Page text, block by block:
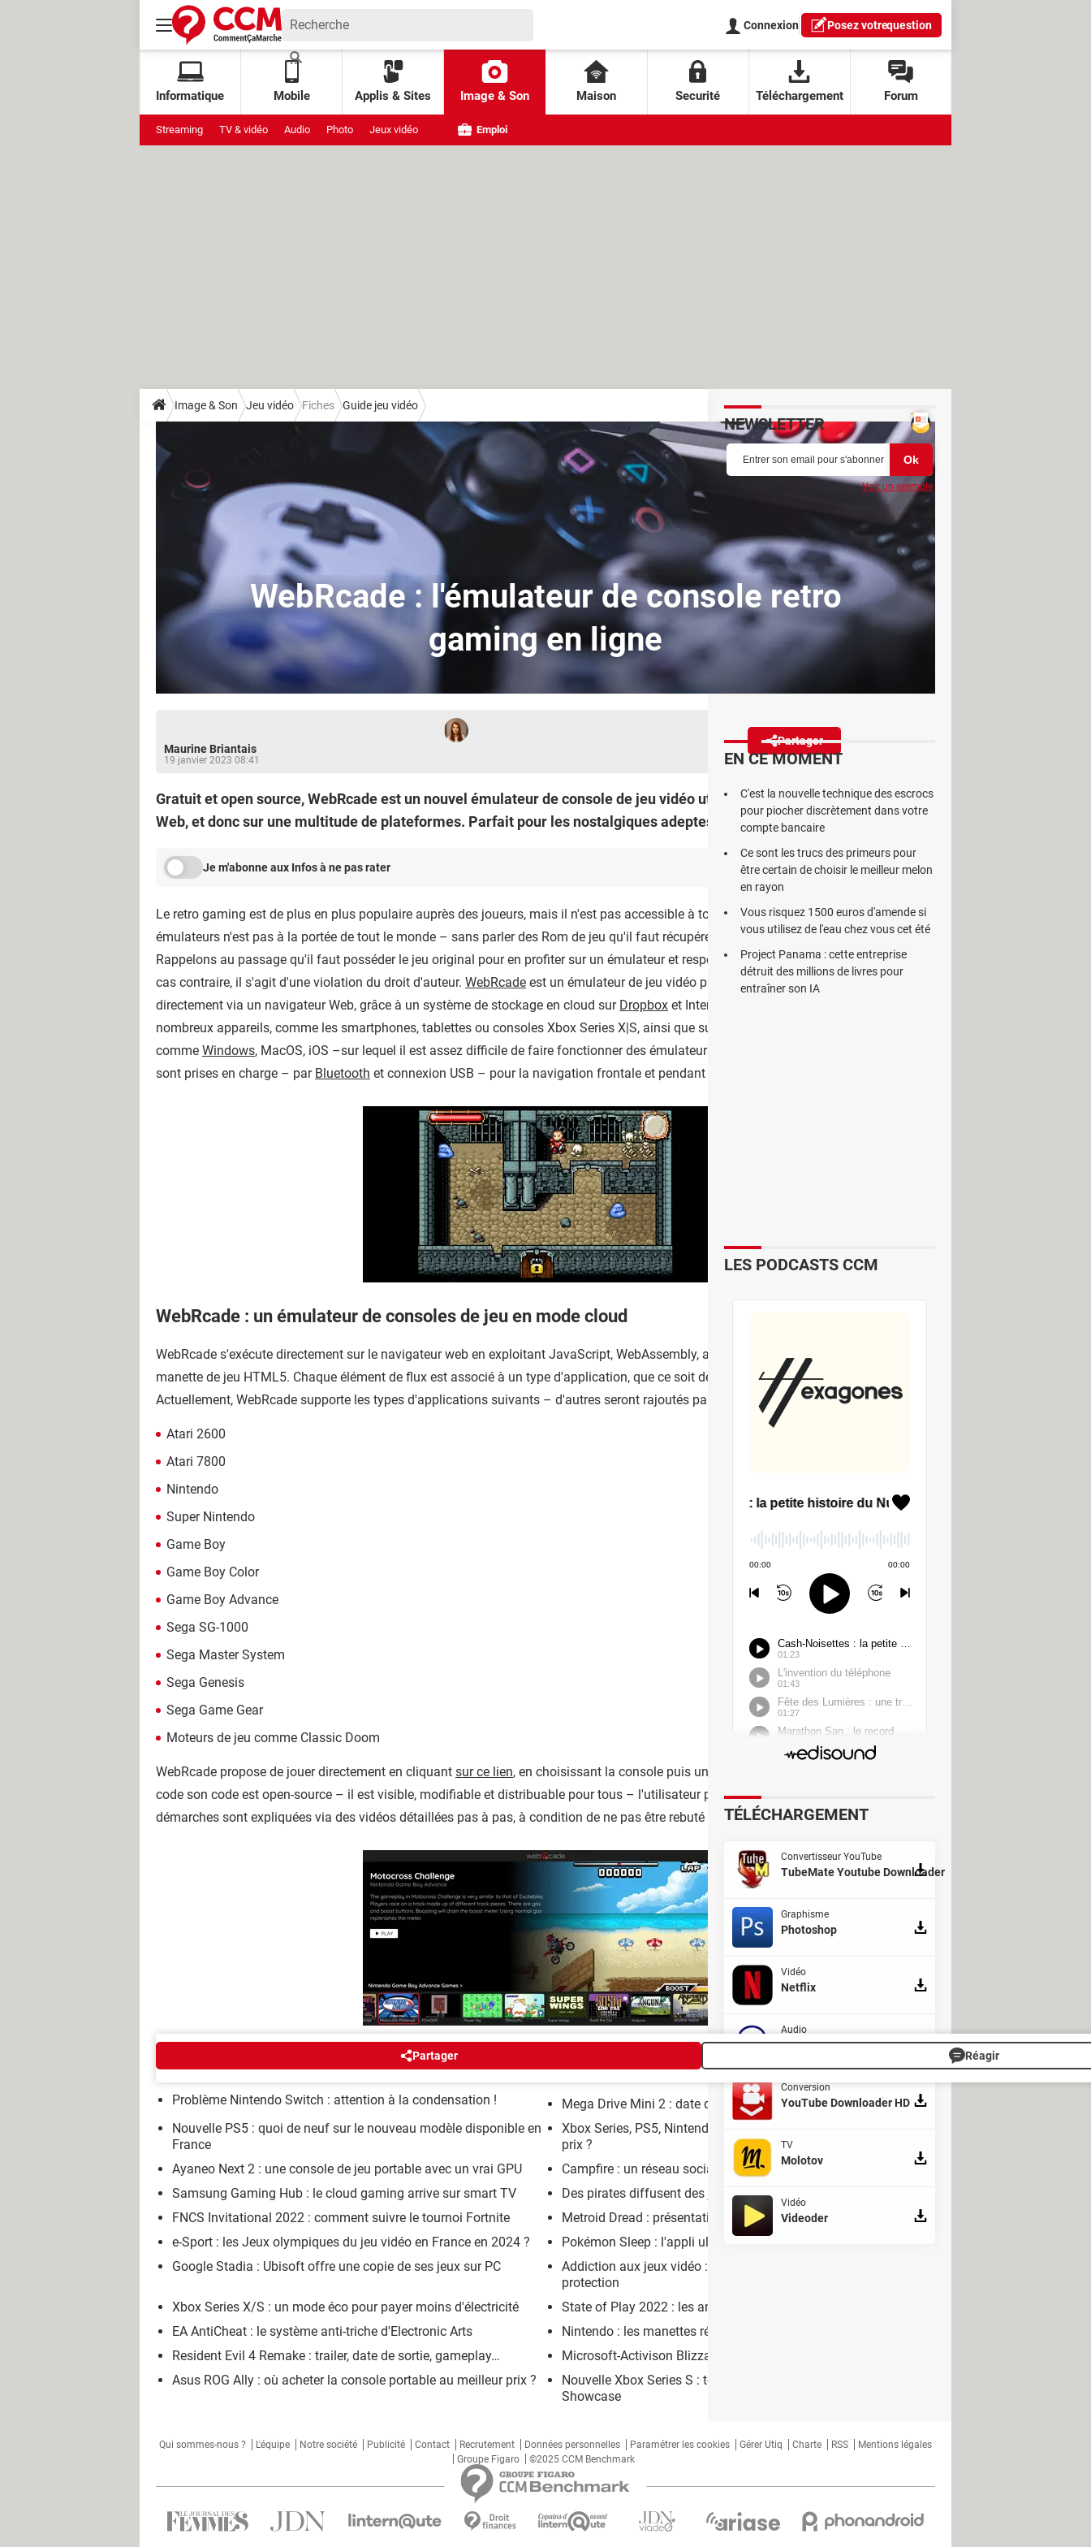
Connexion Posez votrequestion
Informatique Mobile Applis & Sites Image & Son Maison Securité Téléchargement Forum
Streaming TV & vidéo Audio Photo Jeux vidéo Emploi
Image & Son Jeu vidéo Fiches Guide jeu vidéo
WebRcade : l'émulateur de console retro
gaming en ligne
Maurine Briantais
19 janvier 2023 08:41
Partager
Gratuit et open source, WebRcade est un nouvel émulateur de console de jeu vidéo utilisable en ligne, via un navigateur
Web, et donc sur une multitude de plateformes. Parfait pour les nostalgiques adeptes du retro gaming !
Je m'abonne aux Infos à ne pas rater
Le retro gaming est de plus en plus populaire auprès des joueurs, mais il n'est pas accessible à tous. En effet, l'installation des
émulateurs n'est pas à la portée de tout le monde – sans parler des Rom de jeu qu'il faut récupérer par ailleurs, de façon pas très légale…
Rappelons au passage qu'il faut posséder le jeu original pour en profiter sur un émulateur et respecter la législation en vigueur. Dans le
cas contraire, il s'agit d'une violation du droit d'auteur. WebRcade est un émulateur de jeu vidéo plutôt abordable, puisqu'il est accessible
directement via un navigateur Web, grâce à un système de stockage en cloud sur Dropbox et Internet Archive. De fait, il fonctionne sur de
nombreux appareils, comme les smartphones, tablettes ou consoles Xbox Series X|S, ainsi que sur de nombreux systèmes d'exploitation
comme Windows, MacOS, iOS –sur lequel il est assez difficile de faire fonctionner des émulateurs – et Android. Les manettes de jeu
sont prises en charge – par Bluetooth et connexion USB – pour la navigation frontale et pendant la lecture des jeux.
WebRcade : un émulateur de consoles de jeu en mode cloud
WebRcade s'exécute directement sur le navigateur web en exploitant JavaScript, WebAssembly, ainsi que les interfaces audio et de
manette de jeu HTML5. Chaque élément de flux est associé à un type d'application, que ce soit des émulateurs ou des moteurs de jeu.
Actuellement, WebRcade supporte les types d'applications suivants – d'autres seront rajoutés par la suite, dont la fameuse Nintendo 64 :
Atari 2600
Atari 7800
Nintendo
Super Nintendo
Game Boy
Game Boy Color
Game Boy Advance
Sega SG-1000
Sega Master System
Sega Genesis
Sega Game Gear
Moteurs de jeu comme Classic Doom
WebRcade propose de jouer directement en cliquant sur ce lien, en choisissant la console puis un des jeux parmi ceux proposés. Mais
code son code est open-source – il est visible, modifiable et distribuable pour tous – l'utilisateur peut créer son propre flux – toutes les
démarches sont expliquées via des vidéos détaillées pas à pas, à condition de ne pas être rebuté par l'anglais.
Partager Réagir
GUIDE JEU VIDÉO
Problème Nintendo Switch : attention à la condensation !
Mega Drive Mini 2 : date de sortie et jeux disponibles
Nouvelle PS5 : quoi de neuf sur le nouveau modèle disponible en
France
Xbox Series, PS5, Nintendo Switch : où les trouver au meilleur
prix ?
Ayaneo Next 2 : une console de jeu portable avec un vrai GPU
Campfire : un réseau social pour les joueurs de Pokemon Go
Samsung Gaming Hub : le cloud gaming arrive sur smart TV
Des pirates diffusent des jeux Blizzard sur Discord
FNCS Invitational 2022 : comment suivre le tournoi Fortnite
Metroid Dread : présentation, date de sortie, prix
e-Sport : les Jeux olympiques du jeu vidéo en France en 2024 ?
Pokémon Sleep : l'appli ultime pour jouer à Pikachu en dormant
Google Stadia : Ubisoft offre une copie de ses jeux sur PC
Addiction aux jeux vidéo : l'Europe prend des mesures de
protection
Xbox Series X/S : un mode éco pour payer moins d'électricité
State of Play 2022 : les annonces de Sony pour PS5 et PSVR2
EA AntiCheat : le système anti-triche d'Electronic Arts
Nintendo : les manettes rétro sont compatibles avec Apple
Resident Evil 4 Remake : trailer, date de sortie, gameplay…
Microsoft-Activison Blizzard : le nouveau géant du jeu vidéo
Asus ROG Ally : où acheter la console portable au meilleur prix ?
Nouvelle Xbox Series S : toutes les annonces du Xbox Games
Showcase
NEWSLETTER
Voir un exemple
EN CE MOMENT
C'est la nouvelle technique des escrocs
pour piocher discrètement dans votre
compte bancaire
Ce sont les trucs des primeurs pour
être certain de choisir le meilleur melon
en rayon
Vous risquez 1500 euros d'amende si
vous utilisez de l'eau chez vous cet été
Project Panama : cette entreprise
détruit des millions de livres pour
entraîner son IA
LES PODCASTS CCM
TÉLÉCHARGEMENT
Convertisseur YouTube
TubeMate Youtube Downloader
Graphisme
Photoshop
Vidéo
Netflix
Audio
Audacity
Conversion
YouTube Downloader HD
TV
Molotov
Vidéo
Videoder
Qui sommes-nous ? L'équipe Notre société Publicité Contact Recrutement Données personnelles Paramétrer les cookies Gérer Utiq Charte RSS
Mentions légales
Groupe Figaro
©2025 CCM Benchmark